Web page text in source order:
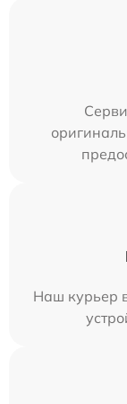
Наш курьер